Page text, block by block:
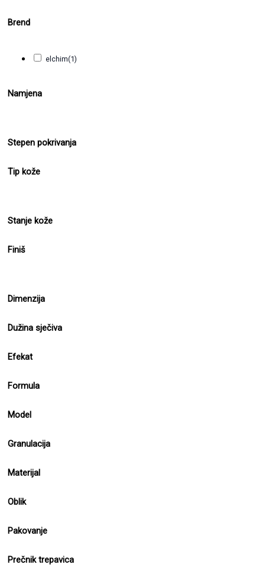
Brend
elchim(1)
Namjena
Stepen pokrivanja
Tip kože
Stanje kože
Finiš
Dimenzija
Dužina sječiva
Efekat
Formula
Model
Granulacija
Materijal
Oblik
Pakovanje
Prečnik trepavica